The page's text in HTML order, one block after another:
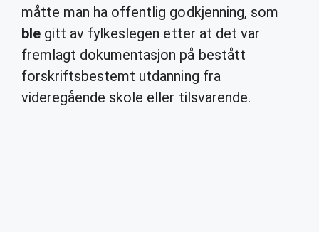
måtte man ha offentlig godkjenning, som
ble gitt av fylkeslegen etter at det var
fremlagt dokumentasjon på bestått
forskriftsbestemt utdanning fra
videregående skole eller tilsvarende.